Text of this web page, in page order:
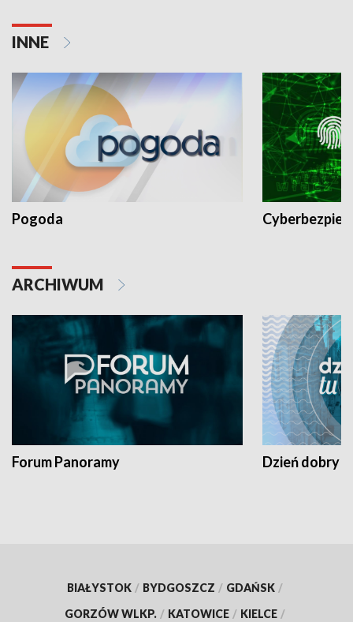
INNE
Pogoda
ARCHIWUM
Forum Panoramy Dzień dobry
BIAŁYSTOK / BYDGOSZCZ / GDAŃSK /
GORZÓW WLKP. / KATOWICE / KIELCE /